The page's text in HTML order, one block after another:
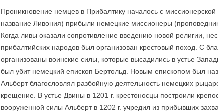
Проникновение немцев в Прибалтику началось с
название Ливония) прибыли немецкие миссионеры
Когда ливы оказали сопротивление введению новой религии,
прибалтийских народов был организован крестовый поход. С
организованы воинские силы, которые высадились в устье
был убит немецкий епископ Бертольд. Новым епископом был
Альберт благословлял разбойную деятельность немецких
крещение. В устье Двины в 1201 г. крестоносцы построили
вооруженной силы Альберт в 1202 г. учредил из прибывших